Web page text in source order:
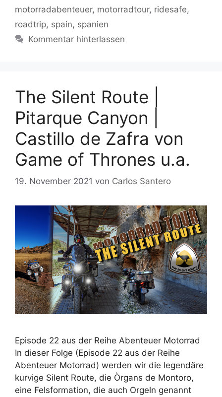
motorradabenteuer, motorradtour, ridesafe,
roadtrip, spain, spanien
Kommentar hinterlassen
The Silent Route |
Pitarque Canyon |
Castillo de Zafra von
Game of Thrones u.a.
19. November 2021 von Carlos Santero
Episode 22 aus der Reihe Abenteuer Motorrad
In dieser Folge (Episode 22 aus der Reihe
Abenteuer Motorrad) werden wir die legendäre
kurvige Silent Route, die Òrgans de Montoro,
eine Felsformation, die auch Orgeln genannt